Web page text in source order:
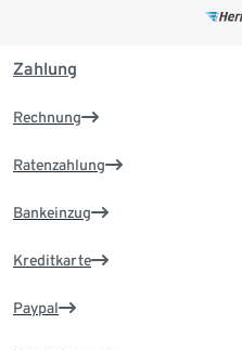
Zahlung
Rechnung
Ratenzahlung
Bankeinzug
Kreditkarte
Paypal